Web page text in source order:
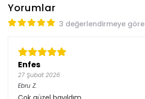
Yorumlar
3 değerlendirmeye göre
Enfes
27 Şubat 2026
Ebru Z.